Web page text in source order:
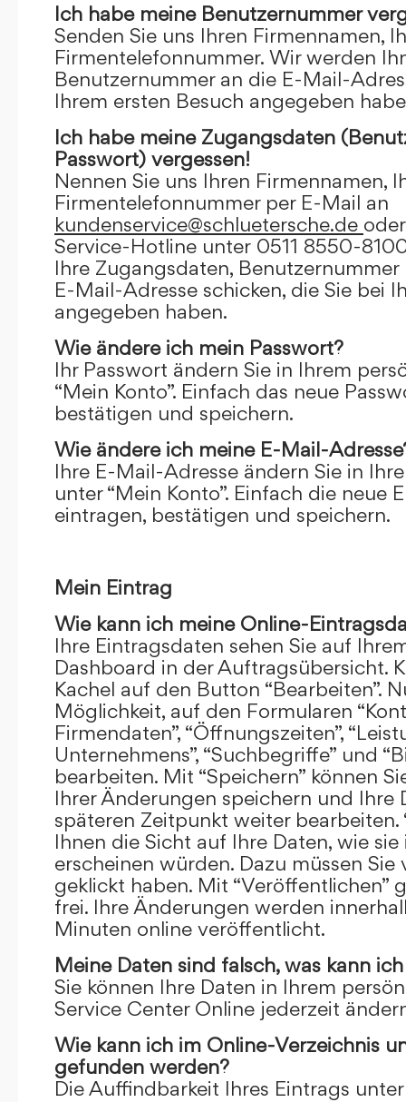
Ich habe meine Benutzernummer
Senden Sie uns Ihren Firmennamen,
Firmentelefonnummer. Wir werden
Benutzernummer an die E-Mail-
Ihrem ersten Besuch angegeben
Ich habe meine Zugangsdaten
Passwort) vergessen!
Nennen Sie uns Ihren Firmennamen,
Firmentelefonnummer per E-Mail an
kundenservice@schluetersche.de
Service-Hotline unter 0511 8550-
Ihre Zugangsdaten,
E-Mail-Adresse schicken, die Sie bei
angegeben haben.
Wie ändere ich mein Passwort?
Ihr Passwort ändern Sie in Ihrem
“Mein Konto”. Einfach das neue
bestätigen und speichern.
Wie ändere ich meine E-Mail-
Ihre E-Mail-Adresse ändern Sie in
unter “Mein Konto”. Einfach die neue
eintragen, bestätigen und speichern.
Mein Eintrag
Wie kann ich meine Online-
Ihre Eintragsdaten sehen Sie auf
Dashboard in der Auftragsübersicht.
Kachel auf den Button “Bearbeiten”.
Möglichkeit, auf den Formularen
Firmendaten”, “Öffnungszeiten”,
Unternehmens”, “Suchbegriffe” und
bearbeiten. Mit “Speichern” können
Ihrer Änderungen speichern und Ihre
späteren Zeitpunkt weiter bearbeiten.
Ihnen die Sicht auf Ihre Daten, wie
erscheinen würden. Dazu müssen Sie
geklickt haben. Mit “Veröffentlichen”
frei. Ihre Änderungen werden
Minuten online veröffentlicht.
Meine Daten sind falsch, was kann
Sie können Ihre Daten in Ihrem
Service Center Online jederzeit
Wie kann ich im Online-Verzeichnis
gefunden werden?
Die Auffindbarkeit Ihres Eintrags